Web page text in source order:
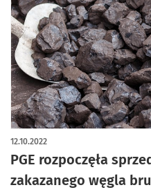
PGE rozpoczęła
zakazanego węgla
12.10.2022